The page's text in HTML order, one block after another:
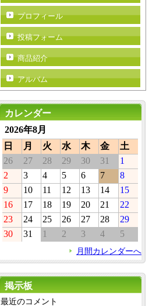
プロフィール
投稿フォーム
商品紹介
アルバム
カレンダー
2026年8月
日
月 火 水 木 金
土
26
27 28 29 30 31
1
2
3 4 5 6 7
8
9
10 11 12 13 14
15
16
17 18 19 20 21
22
23
24 25 26 27 28
29
30
31 1 2 3 4 5
月間カレンダーへ
掲示板
最近のコメント